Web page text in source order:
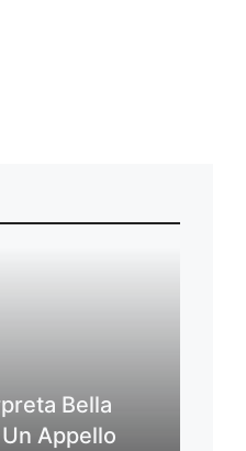
Bella
Appello